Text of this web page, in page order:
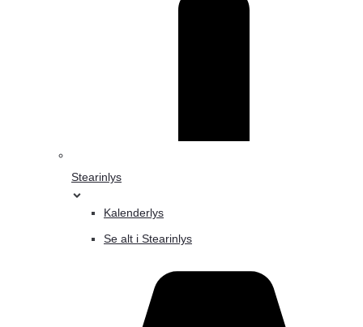
Stearinlys
Kalenderlys
Se alt i Stearinlys